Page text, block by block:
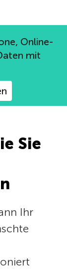
Kaspersky
Online-
mit
Sie
Ihr